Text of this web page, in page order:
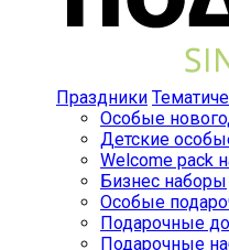
Праздники
Особые
Детские
Welcome pack
Бизнес наборы
Особые
Подарочные
Подарочные